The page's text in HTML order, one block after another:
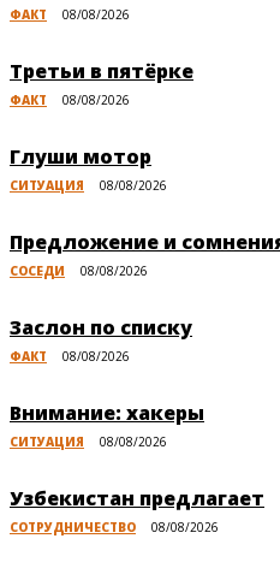
ФАКТ 08/08/2026
Третьи в пятёрке
ФАКТ 08/08/2026
Глуши мотор
СИТУАЦИЯ 08/08/2026
Предложение и
СОСЕДИ 08/08/2026
Заслон по списку
ФАКТ 08/08/2026
Внимание: хакеры
СИТУАЦИЯ 08/08/2026
Узбекистан предлагает
СОТРУДНИЧЕСТВО 08/08/2026